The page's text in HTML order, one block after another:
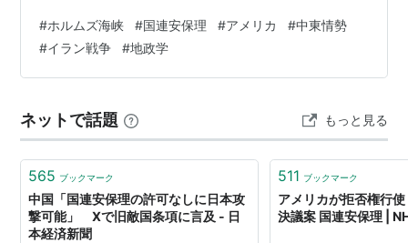
ことを認める内容です。しかし、過去の出来事を理由に
ロシアや中国が反対の姿勢を見せています。また、話し
合いによる解決を目指すフランスやイギリスと、軍事的
出ています。
#ホルムズ海峡 #国連安保理 #アメリカ #中東情勢
#イラン戦争 #地政学
ネットで話題 もっと見る
565 ブックマーク
中国「国連安保理の許可なしに日本攻
撃可能」 Xで旧敵国条項に言及 - 日
本経済新聞
511 ブックマーク
アメリカが拒否権行
決議案 国連安保理 |